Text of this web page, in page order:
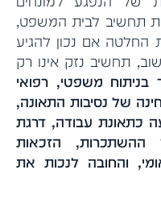
תחשיב לבית המשפט,
החלטה אם נכון להגיע
תחשיב נזק אינו רק
בניתוח משפטי, רפואי
של נסיבות התאונה,
כתאונת עבודה, דרגת
הזכאות
והחובה לנכות את